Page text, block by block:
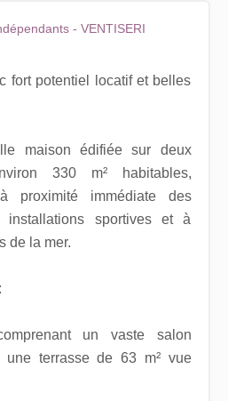
- VENTISERI
fort potentiel locatif et belles
maison édifiée sur deux
330 m² habitables,
proximité immédiate des
installations sportives et à
de la mer.
un vaste salon
une terrasse de 63 m² vue